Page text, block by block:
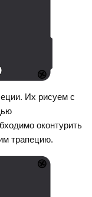
Их рисуем с
оконтурить
трапецию.